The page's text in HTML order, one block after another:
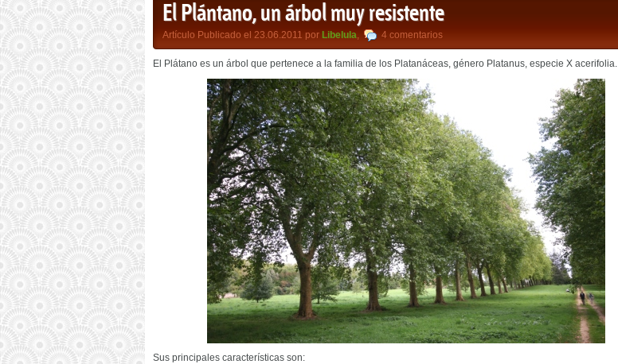
El Plántano, un árbol muy resistente
Artículo Publicado el 23.06.2011 por Libelula, 4 comentarios
El Plátano es un árbol que pertenece a la familia de los Platanáceas, género Platanus, especie X acerifolia.
Sus principales características son: